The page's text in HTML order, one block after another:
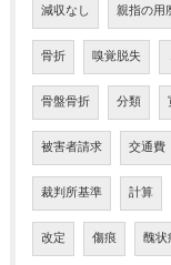
減収なし 親指の用
骨折 嗅覚脱失
骨盤骨折 分類
被害者請求 交通費
裁判所基準 計算
改定 傷痕 醜状